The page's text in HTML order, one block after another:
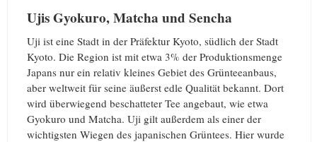
Ujis Gyokuro, Matcha und Sencha
Uji ist eine Stadt in der Präfektur Kyoto, südlich der Stadt
Kyoto. Die Region ist mit etwa 3% der Produktionsmenge
Japans nur ein relativ kleines Gebiet des Grünteeanbaus,
aber weltweit für seine äußerst edle Qualität bekannt. Dort
wird überwiegend beschatteter Tee angebaut, wie etwa
Gyokuro und Matcha. Uji gilt außerdem als einer der
wichtigsten Wiegen des japanischen Grüntees. Hier wurde